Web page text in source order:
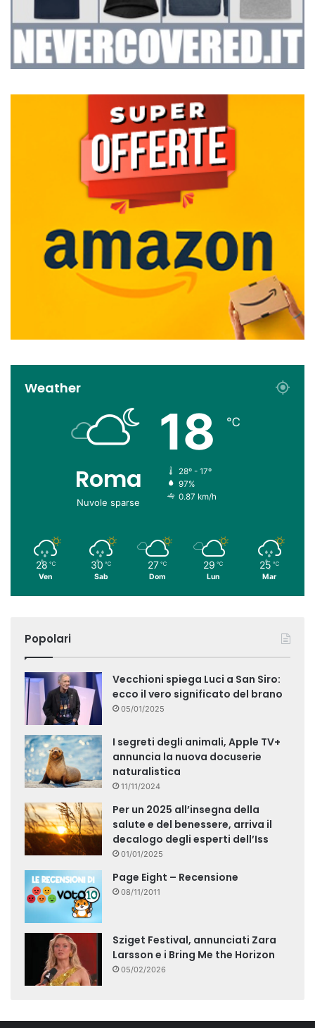
Weather
Roma
Nuvole sparse
18 ℃
28º - 17º
97%
0.87 km/h
28 ℃
Ven
30 ℃
Sab
27 ℃
Dom
29 ℃
Lun
25 ℃
Mar
Popolari
Vecchioni spiega Luci a San Siro:
ecco il vero significato del brano
05/01/2025
I segreti degli animali, Apple TV+
annuncia la nuova docuserie
naturalistica
11/11/2024
Per un 2025 all’insegna della
salute e del benessere, arriva il
decalogo degli esperti dell’Iss
01/01/2025
Page Eight – Recensione
08/11/2011
Sziget Festival, annunciati Zara
Larsson e i Bring Me the Horizon
05/02/2026